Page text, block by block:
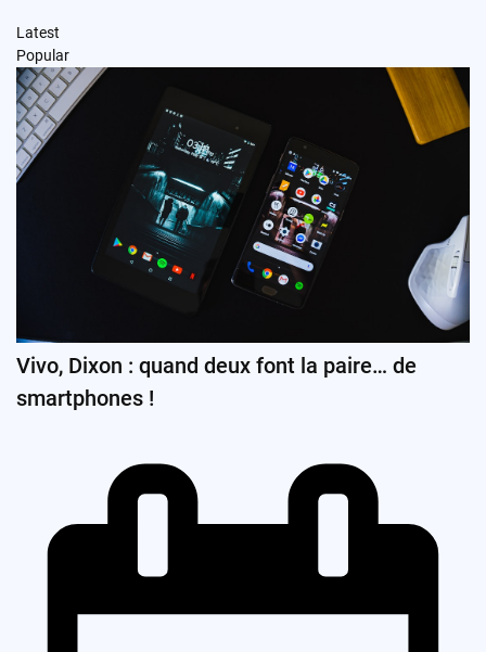
Latest
Popular
Vivo, Dixon : quand deux font la paire… de
smartphones !